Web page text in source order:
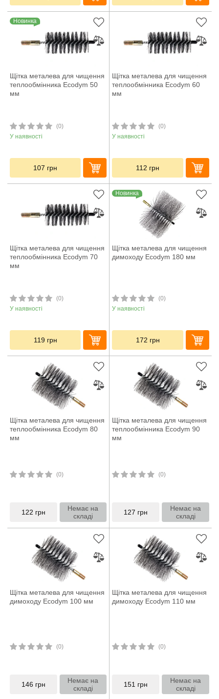
Новинка
Щітка металева для чищення
теплообмінника Ecodym 50
мм
(0)
У наявності
107 грн
Щітка металева для чищення
теплообмінника Ecodym 60
мм
(0)
У наявності
112 грн
Щітка металева для чищення
теплообмінника Ecodym 70
мм
(0)
У наявності
119 грн
Новинка
Щітка металева для чищення
димоходу Ecodym 180 мм
(0)
У наявності
172 грн
Щітка металева для чищення
теплообмінника Ecodym 80
мм
(0)
122 грн
Немає на
складі
Щітка металева для чищення
теплообмінника Ecodym 90
мм
(0)
127 грн
Немає на
складі
Щітка металева для чищення
димоходу Ecodym 100 мм
(0)
146 грн
Немає на
складі
Щітка металева для чищення
димоходу Ecodym 110 мм
(0)
151 грн
Немає на
складі